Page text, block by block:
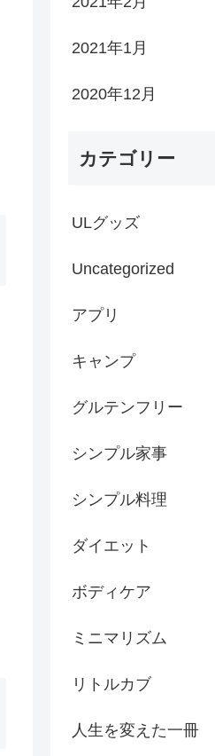
2021年1月
2020年12月
カテゴリー
ULグッズ
Uncategorized
アプリ
キャンプ
グルテンフリー
シンプル家事
シンプル料理
ダイエット
ボディケア
ミニマリズム
リトルカブ
人生を変えた一冊